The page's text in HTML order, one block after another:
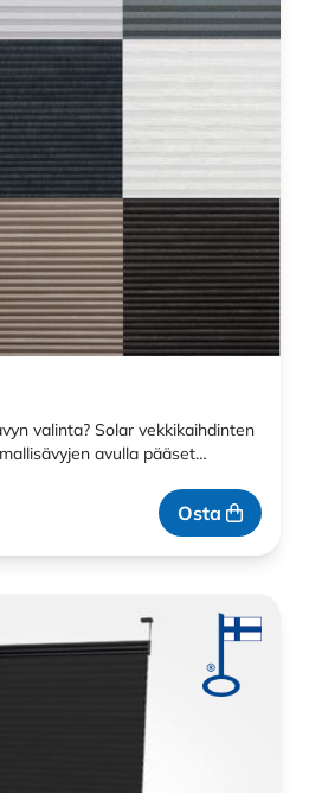
valinta? Solar vekkikaihdinten
avulla pääset…
Osta